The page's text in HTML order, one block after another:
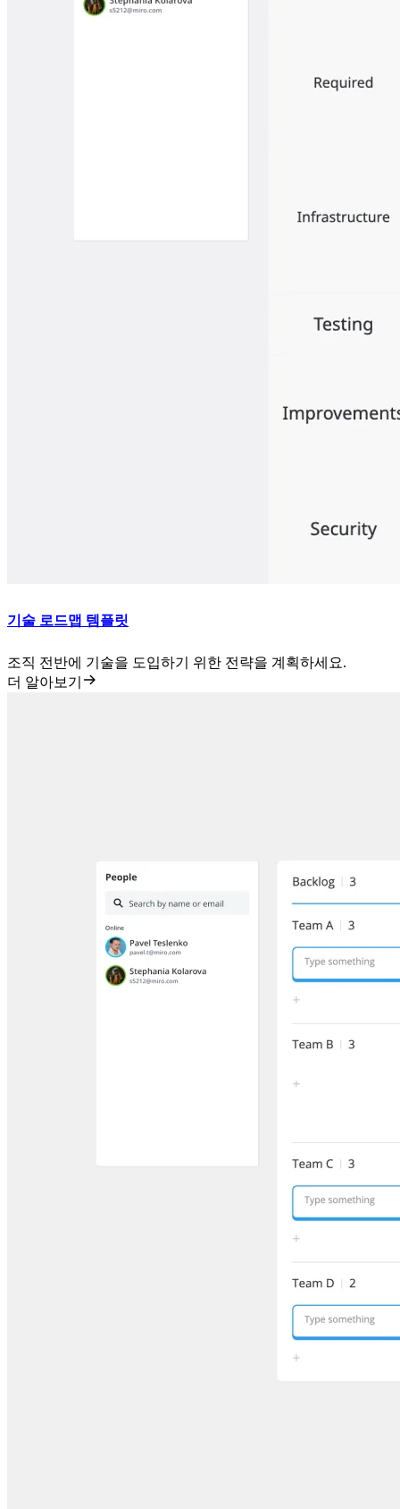
기술 로드맵 템플릿
조직 전반에 기술을 도입하기 위한 전략을 계획하세요.
더 알아보기